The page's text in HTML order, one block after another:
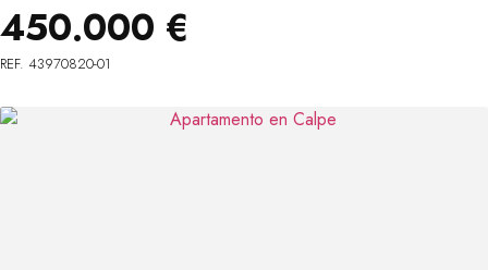
450.000 €
REF. 43970820-01